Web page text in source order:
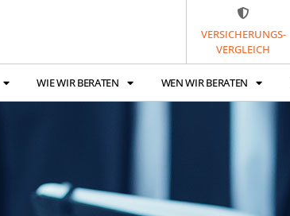
VERSICHERUNGS-
VERGLEICH
WIE WIR BERATEN WEN WIR BERATEN